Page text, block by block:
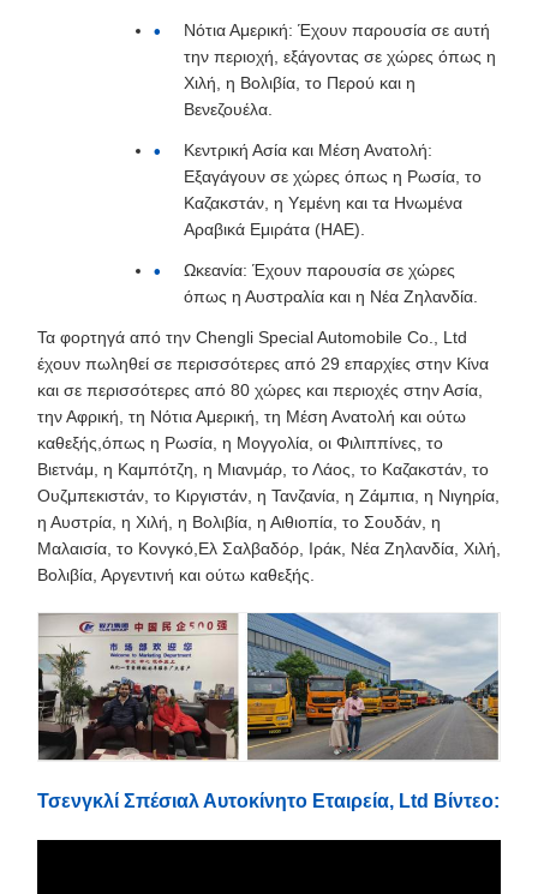
Νότια Αμερική: Έχουν παρουσία σε αυτή
την περιοχή, εξάγοντας σε χώρες όπως η
Χιλή, η Βολιβία, το Περού και η
Βενεζουέλα.
Κεντρική Ασία και Μέση Ανατολή:
Εξαγάγουν σε χώρες όπως η Ρωσία, το
Καζακστάν, η Υεμένη και τα Ηνωμένα
Αραβικά Εμιράτα (ΗΑΕ).
Ωκεανία: Έχουν παρουσία σε χώρες
όπως η Αυστραλία και η Νέα Ζηλανδία.
Τα φορτηγά από την Chengli Special Automobile Co., Ltd
έχουν πωληθεί σε περισσότερες από 29 επαρχίες στην Κίνα
και σε περισσότερες από 80 χώρες και περιοχές στην Ασία,
την Αφρική, τη Νότια Αμερική, τη Μέση Ανατολή και ούτω
καθεξής,όπως η Ρωσία, η Μογγολία, οι Φιλιππίνες, το
Βιετνάμ, η Καμπότζη, η Μιανμάρ, το Λάος, το Καζακστάν, το
Ουζμπεκιστάν, το Κιργιστάν, η Τανζανία, η Ζάμπια, η Νιγηρία,
η Αυστρία, η Χιλή, η Βολιβία, η Αιθιοπία, το Σουδάν, η
Μαλαισία, το Κονγκό,Ελ Σαλβαδόρ, Ιράκ, Νέα Ζηλανδία, Χιλή,
Βολιβία, Αργεντινή και ούτω καθεξής.
Τσενγκλί Σπέσιαλ Αυτοκίνητο Εταιρεία, Ltd Βίντεο: